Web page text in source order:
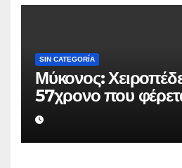
SIN CATEGORÍA
Μύκονος:
57χρονο που
επιχείρηση για να
ψευδείς
που του έστησε η